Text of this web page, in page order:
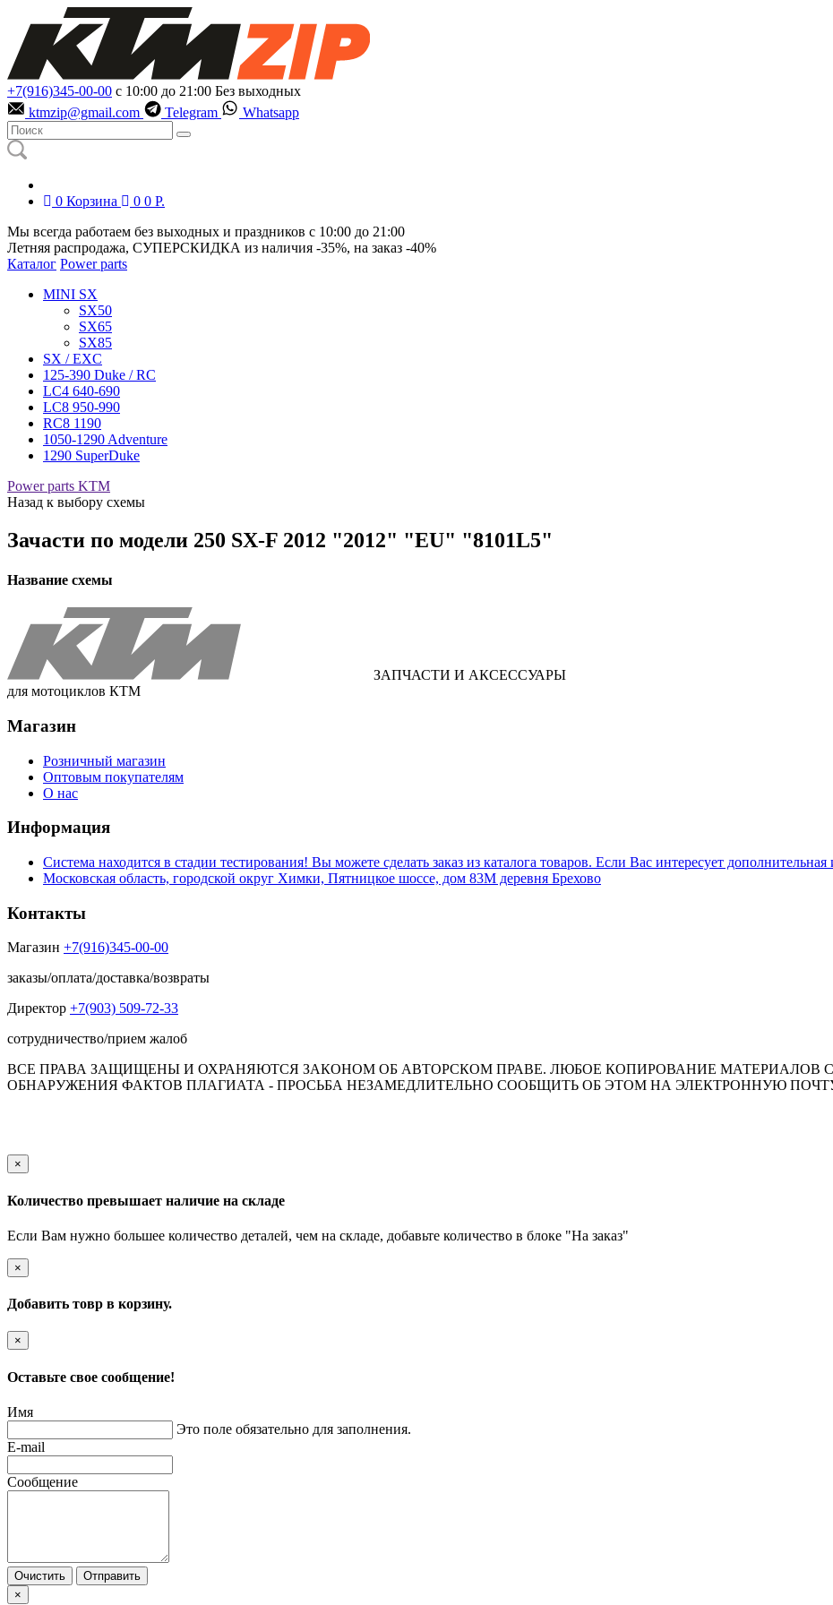
+7(916)345-00-00 с 10:00 до 21:00 Без выходных
ktmzip@gmail.com
Telegram Whatsapp
0 Корзина 0 0 Р.
Мы всегда работаем без выходных и праздников с 10:00 до 21:00
Летняя распродажа, СУПЕРСКИДКА из наличия -35%, на заказ -40%
Каталог Power parts
MINI SX
SX50
SX65
SX85
SX / EXC
125-390 Duke / RC
LC4 640-690
LC8 950-990
RC8 1190
1050-1290 Adventure
1290 SuperDuke
Power parts KTM
Назад к выбору схемы
Зачасти по модели 250 SX-F 2012 "2012" "EU" "8101L5"
Название схемы
ЗАПЧАСТИ И АКСЕССУАРЫ
для мотоциклов КТМ
Магазин
Розничный магазин
Оптовым покупателям
О нас
Информация
Система находится в стадии тестирования! Вы можете сделать заказ из каталога товаров. Если Вас интересует
Московская область, городской округ Химки, Пятницкое шоссе, дом 83М деревня Брехово
Контакты
Магазин +7(916)345-00-00
заказы/оплата/доставка/возвраты
Директор +7(903) 509-72-33
сотрудничество/прием жалоб
ВСЕ ПРАВА ЗАЩИЩЕНЫ И ОХРАНЯЮТСЯ ЗАКОНОМ ОБ АВТОРСКОМ ПРАВЕ. ЛЮБОЕ КОПИРОВАНИЕ МАТЕРИАЛОВ
ОБНАРУЖЕНИЯ ФАКТОВ ПЛАГИАТА - ПРОСЬБА НЕЗАМЕДЛИТЕЛЬНО СООБЩИТЬ ОБ ЭТОМ НА ЭЛЕКТРОННУЮ ПОЧТУ -
×
Количество превышает наличие на складе
Если Вам нужно большее количество деталей, чем на складе, добавьте количество в блоке "На заказ"
×
Добавить товр в корзину.
×
Оставьте свое сообщение!
Имя
Это поле обязательно для заполнения.
E-mail
Сообщение
Очистить
Отправить
×